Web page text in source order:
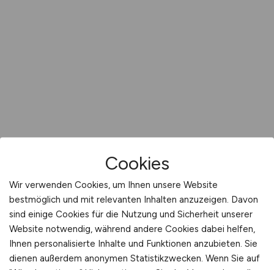
Cookies
Wir verwenden Cookies, um Ihnen unsere Website
bestmöglich und mit relevanten Inhalten anzuzeigen. Davon
sind einige Cookies für die Nutzung und Sicherheit unserer
Website notwendig, während andere Cookies dabei helfen,
Ihnen personalisierte Inhalte und Funktionen anzubieten. Sie
dienen außerdem anonymen Statistikzwecken. Wenn Sie auf